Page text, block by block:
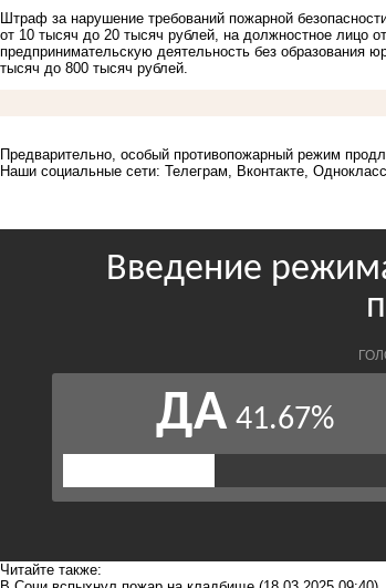
Штраф за нарушение требований пожарной
от 10 тысяч до 20 тысяч рублей, на должностное лицо
предпринимательскую деятельность без образования
тысяч до 800 тысяч рублей.
Предварительно, особый противопожарный режим
Наши социальные сети: Телеграм, Вконтакте,
Читайте также: